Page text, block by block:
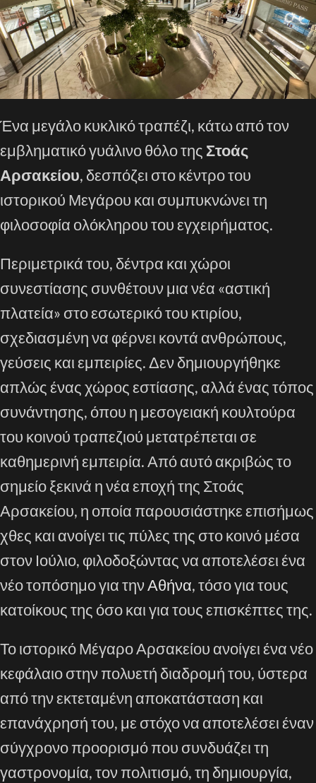
Ένα μεγάλο κυκλικό τραπέζι, κάτω από τον
εμβληματικό γυάλινο θόλο της Στοάς
Αρσακείου, δεσπόζει στο κέντρο του
ιστορικού Μεγάρου και συμπυκνώνει τη
φιλοσοφία ολόκληρου του εγχειρήματος.
Περιμετρικά του, δέντρα και χώροι
συνεστίασης συνθέτουν μια νέα «αστική
πλατεία» στο εσωτερικό του κτιρίου,
σχεδιασμένη να φέρνει κοντά ανθρώπους,
γεύσεις και εμπειρίες. Δεν δημιουργήθηκε
απλώς ένας χώρος εστίασης, αλλά ένας τόπος
συνάντησης, όπου η μεσογειακή κουλτούρα
του κοινού τραπεζιού μετατρέπεται σε
καθημερινή εμπειρία. Από αυτό ακριβώς το
σημείο ξεκινά η νέα εποχή της Στοάς
Αρσακείου, η οποία παρουσιάστηκε επισήμως
χθες και ανοίγει τις πύλες της στο κοινό μέσα
στον Ιούλιο, φιλοδοξώντας να αποτελέσει ένα
νέο τοπόσημο για τηνΑθήνα, τόσο για τους
κατοίκους της όσο και για τους επισκέπτες της.
Το ιστορικό Μέγαρο Αρσακείου ανοίγει ένα νέο
κεφάλαιο στην πολυετή διαδρομή του, ύστερα
από την εκτεταμένη αποκατάσταση και
επανάχρησή του, με στόχο να αποτελέσει έναν
σύγχρονο προορισμό που συνδυάζει τη
γαστρονομία, τον πολιτισμό, τη δημιουργία,